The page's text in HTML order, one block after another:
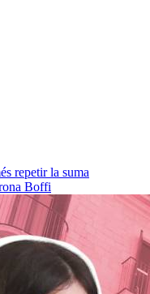
repetir la suma
Boffi